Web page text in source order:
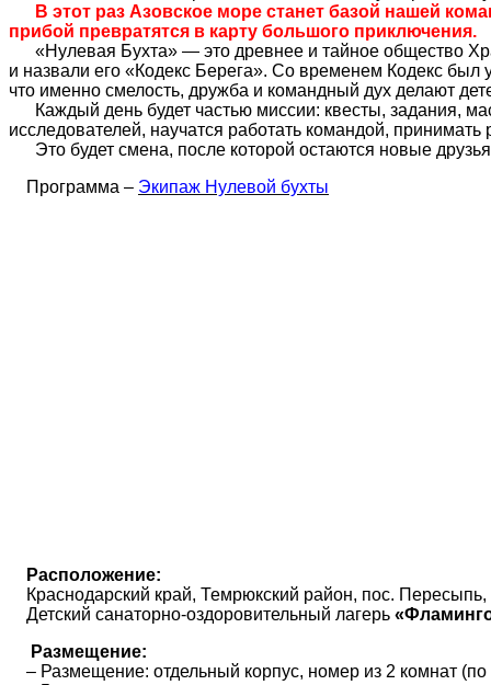
В этот раз Азовское море станет базой нашей
прибой превратятся в карту большого приключения.
«Нулевая Бухта» — это древнее и тайное общество
и назвали его «Кодекс Берега». Со временем Кодекс был
что именно смелость, дружба и командный дух делают
Каждый день будет частью миссии: квесты, задания,
исследователей, научатся работать командой,
Это будет смена, после которой остаются новые
Программа – Экипаж Нулевой бухты
Расположение:
Краснодарский край, Темрюкский район, пос.
Детский санаторно-оздоровительный лагерь
Размещение:
– Размещение: отдельный корпус, номер из 2 комнат